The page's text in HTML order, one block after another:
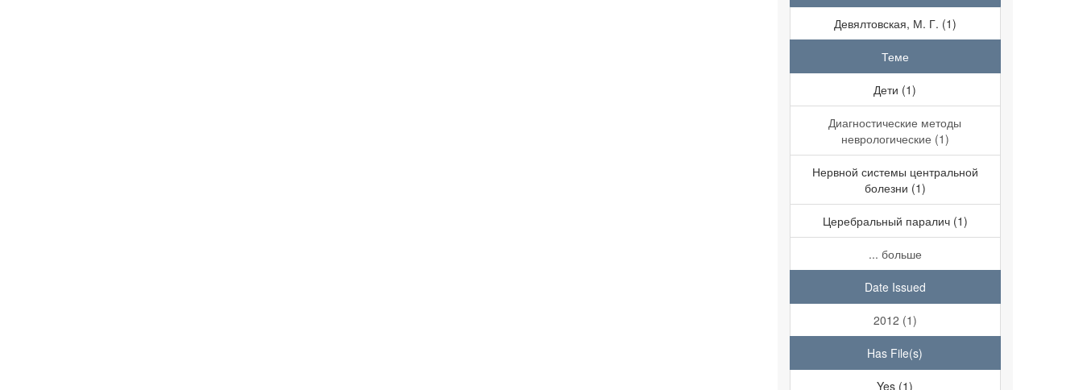
Девялтовская, М. Г. (1)
Теме
Дети (1)
Диагностические методы
неврологические (1)
Нервной системы центральной
болезни (1)
Церебральный паралич (1)
... больше
Date Issued
2012 (1)
Has File(s)
Yes (1)